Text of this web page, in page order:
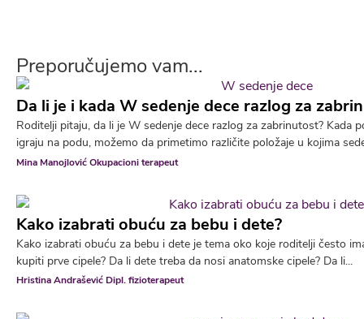
Preporučujemo vam...
Da li je i kada W sedenje dece razlog za
Roditelji pitaju, da li je W sedenje dece razlog za zabrinutost? Kada
igraju na podu, možemo da primetimo različite položaje u kojima
Mina Manojlović Okupacioni terapeut
Kako izabrati obuću za bebu i dete?
Kako izabrati obuću za bebu i dete je tema oko koje roditelji često
kupiti prve cipele? Da li dete treba da nosi anatomske cipele? Da li...
Hristina Andrašević Dipl. fizioterapeut